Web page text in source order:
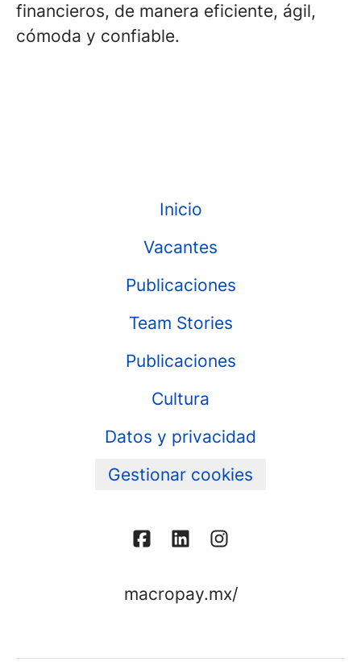
financieros, de manera eficiente, ágil,
cómoda y confiable.
Inicio
Vacantes
Publicaciones
Team Stories
Publicaciones
Cultura
Datos y privacidad
Gestionar cookies
macropay.mx/